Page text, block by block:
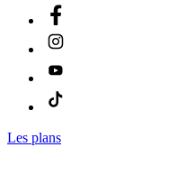
Les plans